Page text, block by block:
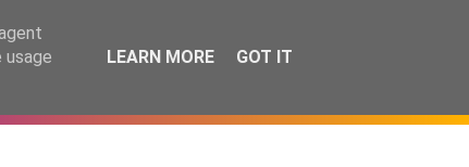
CALENDÁRIO
LEARN MORE GOT IT